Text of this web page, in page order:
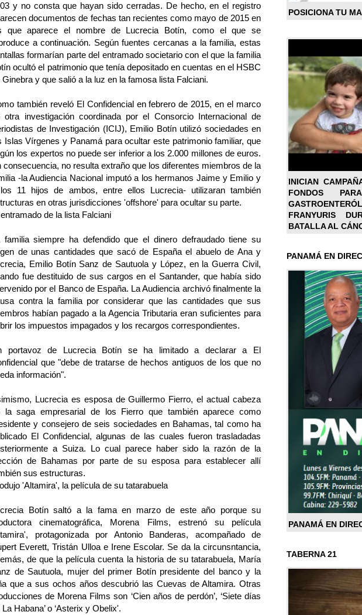
y no consta que hayan sido cerradas. De hecho, en el registro
documentos de fechas tan recientes como mayo de 2015 en
que aparece el nombre de Lucrecia Botín, como el que se
a continuación. Según fuentes cercanas a la familia, estas
formarían parte del entramado societario con el que la familia
ocultó el patrimonio que tenía depositado en cuentas en el HSBC
Ginebra y que salió a la luz en la famosa lista Falciani.
también reveló El Confidencial en febrero de 2015, en el marco
otra investigación coordinada por el Consorcio Internacional de
de Investigación (ICIJ), Emilio Botín utilizó sociedades en
Islas Vírgenes y Panamá para ocultar este patrimonio familiar, que
los expertos no puede ser inferior a los 2.000 millones de euros.
consecuencia, no resulta extraño que los diferentes miembros de la
-la Audiencia Nacional imputó a los hermanos Jaime y Emilio y
11 hijos de ambos, entre ellos Lucrecia- utilizaran también
en otras jurisdicciones 'offshore' para ocultar su parte.
de la lista Falciani
familia siempre ha defendido que el dinero defraudado tiene su
de unas cantidades que sacó de España el abuelo de Ana y
Emilio Botín Sanz de Sautuola y López, en la Guerra Civil,
fue destituido de sus cargos en el Santander, que había sido
por el Banco de España. La Audiencia archivó finalmente la
contra la familia por considerar que las cantidades que sus
habían pagado a la Agencia Tributaria eran suficientes para
los impuestos impagados y los recargos correspondientes.
portavoz de Lucrecia Botín se ha limitado a declarar a El
que "debe de tratarse de hechos antiguos de los que no
información".
Lucrecia es esposa de Guillermo Fierro, el actual cabeza
la saga empresarial de los Fierro que también aparece como
y consejero de seis sociedades en Bahamas, tal como ha
El Confidencial, algunas de las cuales fueron trasladadas
a Suiza. Lo cual parece haber sido la razón de la
de Bahamas por parte de su esposa para establecer allí
sus estructuras.
'Altamira', la película de su tatarabuela
Botín saltó a la fama en marzo de este año porque su
cinematográfica, Morena Films, estrenó su película
protagonizada por Antonio Banderas, acompañado de
Everett, Tristán Ulloa e Irene Escolar. Se da la circunsntancia,
de que la película cuenta la historia de su tatarabuela, María
de Sautuola, mujer del primer Botín presidente del banco y la
que a sus ochos años descubrió las Cuevas de Altamira. Otras
de Morena Films son ‘Cien años de perdón’, ‘Siete días
La Habana’ o ‘Asterix y Obelix'.
POSICIONA TU
INICIAN
FONDOS
FRANYURIS
BATALLA AL
PANAMÁ EN
PANAMÁ EN
TABERNA 21